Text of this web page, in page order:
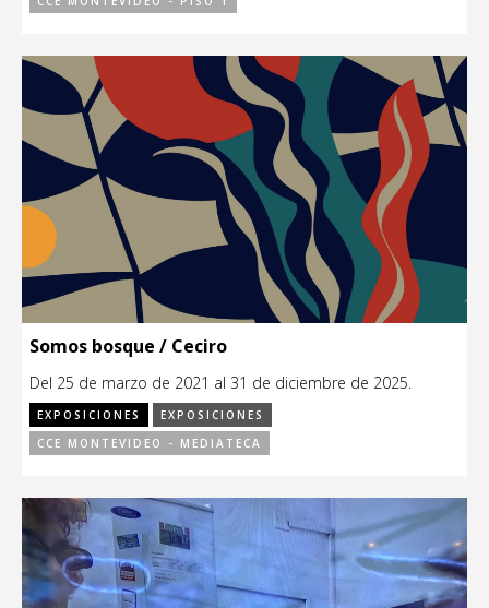
Somos bosque / Ceciro
Del 25 de marzo de 2021 al 31 de diciembre de 2025.
EXPOSICIONES
EXPOSICIONES
CCE MONTEVIDEO - MEDIATECA